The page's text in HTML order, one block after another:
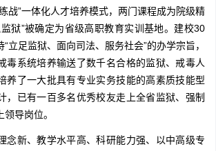
战”一体化人才培养模式，两门课程成为院级精
狱”被确定为省级高职教育实训基地。建校30
立足监狱、面向司法、服务社会”的办学宗旨，
毒系统培养输送了数千名合格的监狱、戒毒人
养了一大批具有专业实务技能的高素质技能型
，已有一百多名优秀校友走上全省监狱、强制
导岗位。
念新、教学水平高、科研能力强、以中高级专